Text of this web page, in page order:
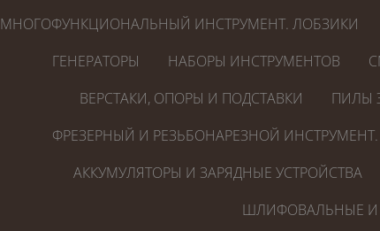
МНОГОФУНКЦИОНАЛЬНЫЙ ИНСТРУМЕНТ. ЛОБЗИКИ
ГЕНЕРАТОРЫ
НАБОРЫ ИНСТРУМЕНТОВ
ВЕРСТАКИ, ОПОРЫ И ПОДСТАВКИ
ПИЛЫ
ФРЕЗЕРНЫЙ И РЕЗЬБОНАРЕЗНОЙ ИНСТРУМЕНТ.
АККУМУЛЯТОРЫ И ЗАРЯДНЫЕ УСТРОЙСТВА
ШЛИФОВАЛЬНЫЕ